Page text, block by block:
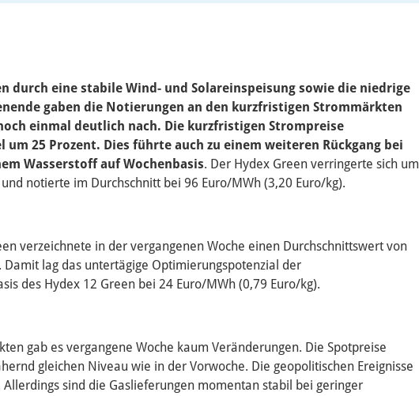
durch eine stabile Wind- und Solareinspeisung sowie die niedrige
gaben die Notierungen an den kurzfristigen Strommärkten
einmal deutlich nach. Die kurzfristigen Strompreise
25 Prozent. Dies führte auch zu einem weiteren Rückgang bei
Wasserstoff auf Wochenbasis. Der Hydex Green verringerte sich um
notierte im Durchschnitt bei 96 Euro/MWh (3,20 Euro/kg).
verzeichnete in der vergangenen Woche einen Durchschnittswert von
Damit lag das untertägige Optimierungspotenzial der
des Hydex 12 Green bei 24 Euro/MWh (0,79 Euro/kg).
gab es vergangene Woche kaum Veränderungen. Die Spotpreise
gleichen Niveau wie in der Vorwoche. Die geopolitischen Ereignisse
sind die Gaslieferungen momentan stabil bei geringer